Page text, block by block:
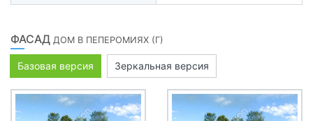
ФАСАД ДОМ В ПЕПЕРОМИЯХ (Г)
Базовая версия Зеркальная версия